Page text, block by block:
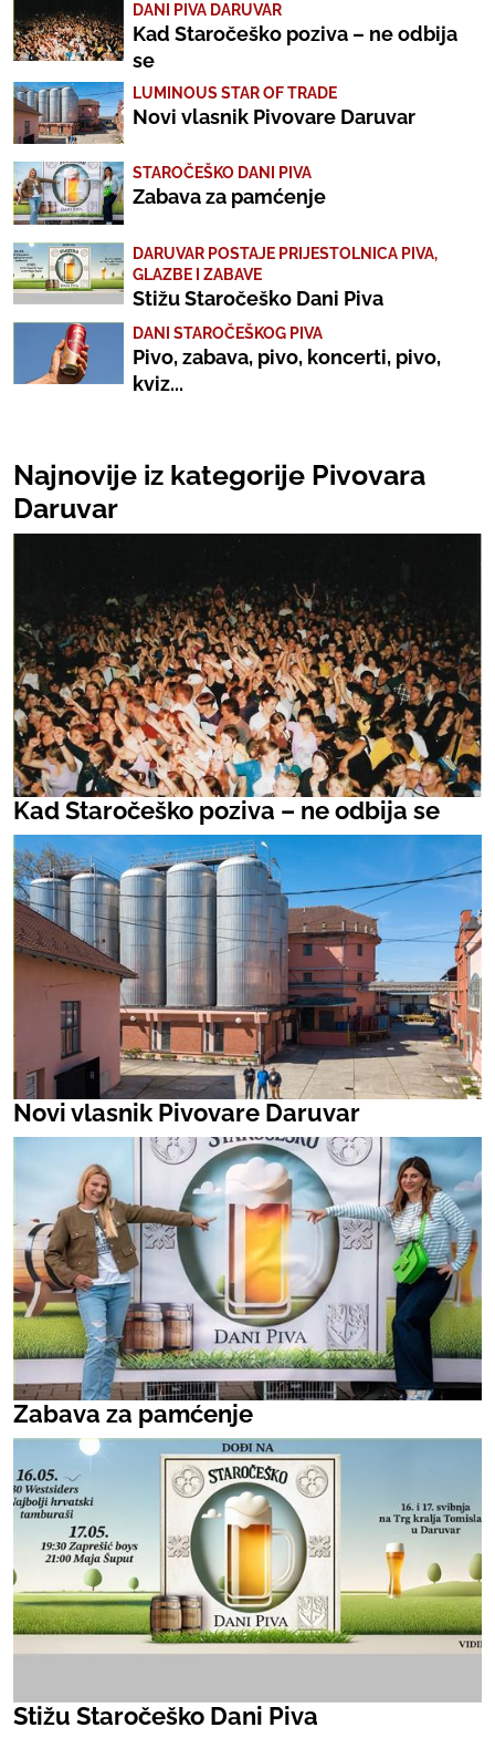
DANI PIVA DARUVAR
Kad Staročeško poziva – ne odbija
se
LUMINOUS STAR OF TRADE
Novi vlasnik Pivovare Daruvar
STAROČEŠKO DANI PIVA
Zabava za pamćenje
DARUVAR POSTAJE PRIJESTOLNICA PIVA,
GLAZBE I ZABAVE
Stižu Staročeško Dani Piva
DANI STAROČEŠKOG PIVA
Pivo, zabava, pivo, koncerti, pivo,
kviz...
Najnovije iz kategorije Pivovara
Daruvar
Kad Staročeško poziva – ne odbija se
Novi vlasnik Pivovare Daruvar
Zabava za pamćenje
Stižu Staročeško Dani Piva